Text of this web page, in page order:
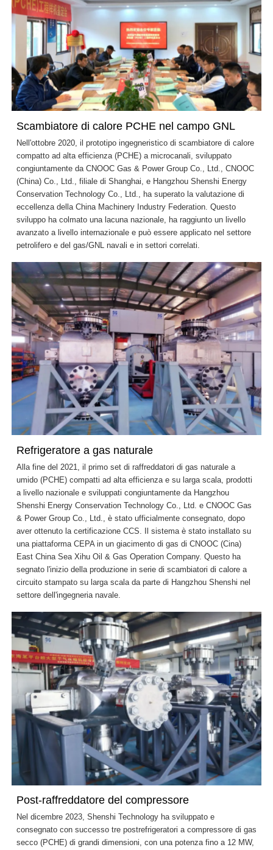
Scambiatore di calore PCHE nel campo GNL
Nell'ottobre 2020, il prototipo ingegneristico di scambiatore di calore
compatto ad alta efficienza (PCHE) a microcanali, sviluppato
congiuntamente da CNOOC Gas & Power Group Co., Ltd., CNOOC
(China) Co., Ltd., filiale di Shanghai, e Hangzhou Shenshi Energy
Conservation Technology Co., Ltd., ha superato la valutazione di
eccellenza della China Machinery Industry Federation. Questo
sviluppo ha colmato una lacuna nazionale, ha raggiunto un livello
avanzato a livello internazionale e può essere applicato nel settore
petrolifero e del gas/GNL navali e in settori correlati.
Refrigeratore a gas naturale
Alla fine del 2021, il primo set di raffreddatori di gas naturale a
umido (PCHE) compatti ad alta efficienza e su larga scala, prodotti
a livello nazionale e sviluppati congiuntamente da Hangzhou
Shenshi Energy Conservation Technology Co., Ltd. e CNOOC Gas
& Power Group Co., Ltd., è stato ufficialmente consegnato, dopo
aver ottenuto la certificazione CCS. Il sistema è stato installato su
una piattaforma CEPA in un giacimento di gas di CNOOC (Cina)
East China Sea Xihu Oil & Gas Operation Company. Questo ha
segnato l'inizio della produzione in serie di scambiatori di calore a
circuito stampato su larga scala da parte di Hangzhou Shenshi nel
settore dell'ingegneria navale.
Post-raffreddatore del compressore
Nel dicembre 2023, Shenshi Technology ha sviluppato e
consegnato con successo tre postrefrigeratori a compressore di gas
secco (PCHE) di grandi dimensioni, con una potenza fino a 12 MW,